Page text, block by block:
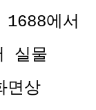
에서
실물
면상